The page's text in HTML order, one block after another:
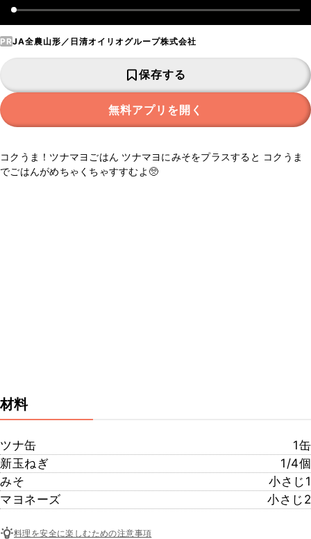
PRJA全農山形／日清オイリオグループ株式会社
保存する
無料アプリを開く
コクうま！ツナマヨごはん ツナマヨにみそをプラスすると コクうま
でごはんがめちゃくちゃすすむよ🥺
材料
ツナ缶
1缶
新玉ねぎ
1/4個
みそ
小さじ1
マヨネーズ
小さじ2
料理を安全に楽しむための注意事項